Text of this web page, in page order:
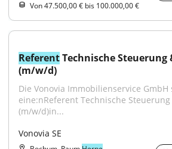
Von 47.500,00 € bis 100.000,00 €
Referent Technische Steuerung
(m/w/d)
Die Vonovia Immobilienservice GmbH
eine:nReferent Technische Steuerung
(m/w/d)in...
Vonovia SE